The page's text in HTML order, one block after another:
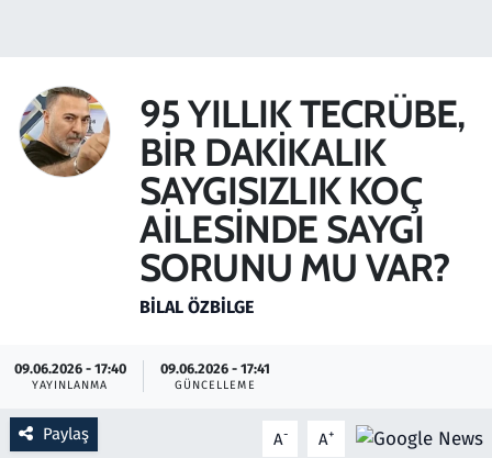
95 YILLIK TECRÜBE,
BİR DAKİKALIK
SAYGISIZLIK KOÇ
AİLESİNDE SAYGI
SORUNU MU VAR?
BILAL ÖZBILGE
09.06.2026 - 17:40
YAYINLANMA
09.06.2026 - 17:41
GÜNCELLEME
Paylaş A- A+
Haber
Kültür Sanat
Kurumsal Haberler
Lezzet Durağı
Memur ve Kamu
Otomobil
Oyun